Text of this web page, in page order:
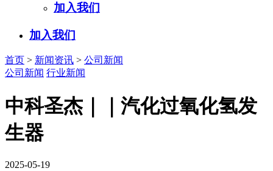
加入我们
加入我们
首页 > 新闻资讯 > 公司新闻
公司新闻 行业新闻
中科圣杰｜｜汽化过氧化氢发
生器
2025-05-19